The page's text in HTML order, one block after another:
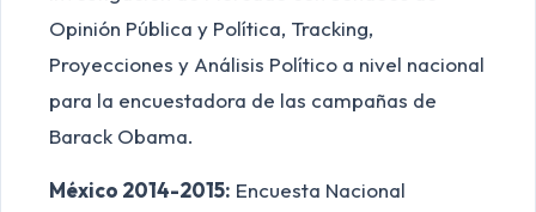
Opinión Pública y Política, Tracking,
Proyecciones y Análisis Político a nivel nacional
para la encuestadora de las campañas de
Barack Obama.
México 2014-2015: Encuesta Nacional